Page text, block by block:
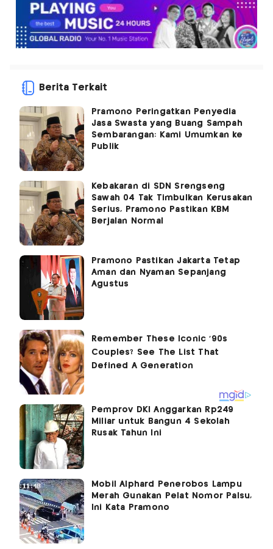
Berita Terkait
Pramono Peringatkan Penyedia
Jasa Swasta yang Buang Sampah
Sembarangan: Kami Umumkan ke
Publik
Kebakaran di SDN Srengseng
Sawah 04 Tak Timbulkan Kerusakan
Serius, Pramono Pastikan KBM
Berjalan Normal
Pramono Pastikan Jakarta Tetap
Aman dan Nyaman Sepanjang
Agustus
Pemprov DKI Anggarkan Rp249
Miliar untuk Bangun 4 Sekolah
Rusak Tahun Ini
Mobil Alphard Penerobos Lampu
Merah Gunakan Pelat Nomor Palsu,
Ini Kata Pramono